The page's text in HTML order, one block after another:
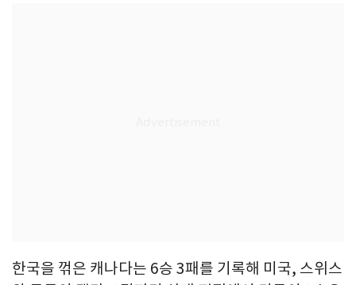
한국을 꺾은 캐나다는 6승 3패를 기록해 미국, 스위스